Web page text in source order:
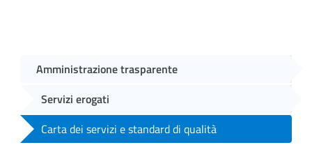
Amministrazione trasparente
Servizi erogati
Carta dei servizi e standard di qualità